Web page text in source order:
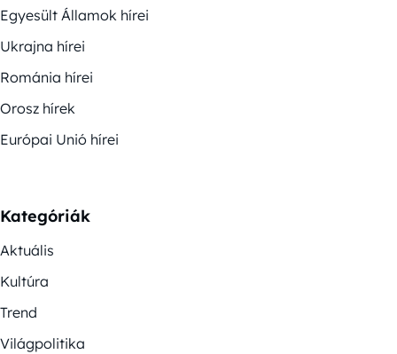
Egyesült Államok hírei
Ukrajna hírei
Románia hírei
Orosz hírek
Európai Unió hírei
Kategóriák
Aktuális
Kultúra
Trend
Világpolitika